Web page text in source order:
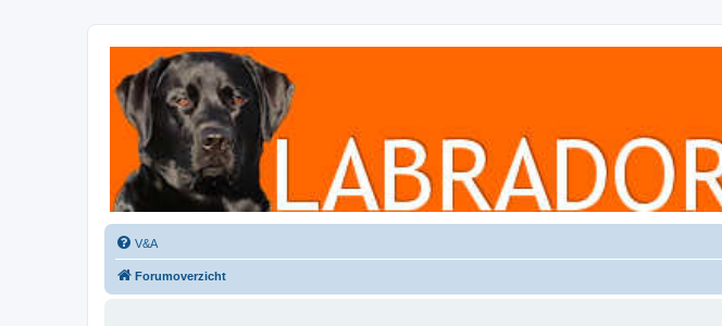
Labradorforum
Het gezelligste Labradorforum van Nederland en België!
V&A
Forumoverzicht